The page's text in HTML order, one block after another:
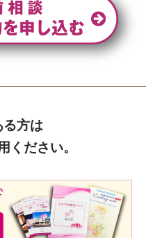
る方は
ください。